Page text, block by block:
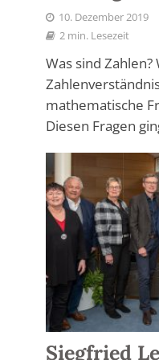
10. Dezember 2019
2 min. Lesezeit
Was sind
mathematische
Diesen Fragen
Siegfried